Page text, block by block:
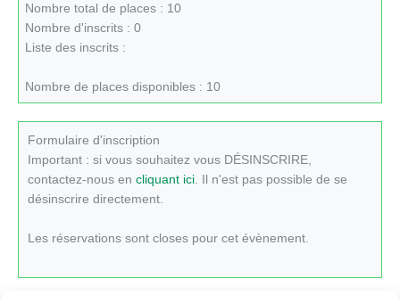
Nombre total de places : 10
Nombre d'inscrits : 0
Liste des inscrits :
Nombre de places disponibles : 10
Formulaire d'inscription
Important : si vous souhaitez vous DÉSINSCRIRE,
contactez-nous en cliquant ici. Il n'est pas possible de se
désinscrire directement.
Les réservations sont closes pour cet évènement.